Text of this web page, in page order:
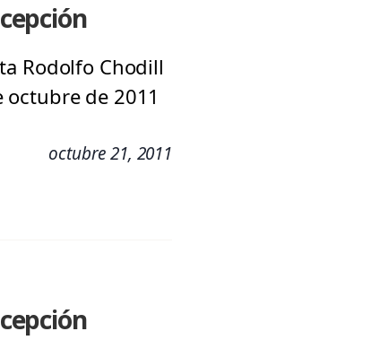
Rodolfo Chodill
octubre de 2011
octubre 21, 2011